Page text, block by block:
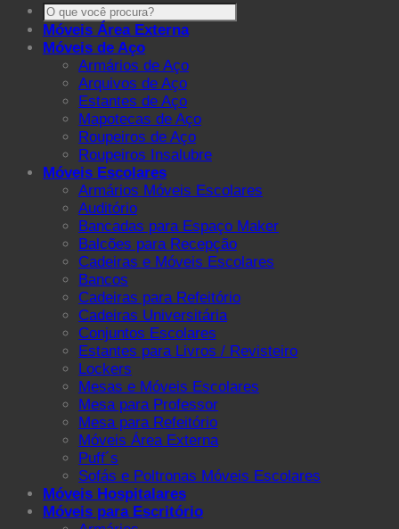
Pesquisar
por:
Móveis Área Externa
Móveis de Aço
Armários de Aço
Arquivos de Aço
Estantes de Aço
Mapotecas de Aço
Roupeiros de Aço
Roupeiros Insalubre
Móveis Escolares
Armários Móveis Escolares
Auditório
Bancadas para Espaço Maker
Balcões para Recepção
Cadeiras e Móveis Escolares
Bancos
Cadeiras para Refeitório
Cadeiras Universitária
Conjuntos Escolares
Estantes para Livros / Revisteiro
Lockers
Mesas e Móveis Escolares
Mesa para Professor
Mesa para Refeitório
Móveis Área Externa
Puff´s
Sofás e Poltronas Móveis Escolares
Móveis Hospitalares
Móveis para Escritório